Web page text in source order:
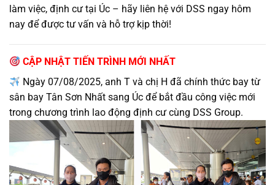
làm việc, định cư tại Úc – hãy liên hệ với DSS ngay hôm
nay để được tư vấn và hỗ trợ kịp thời!
CẬP NHẬT TIẾN TRÌNH MỚI NHẤT
Ngày 07/08/2025, anh T và chị H đã chính thức bay từ
sân bay Tân Sơn Nhất sang Úc để bắt đầu công việc mới
trong chương trình lao động định cư cùng DSS Group.